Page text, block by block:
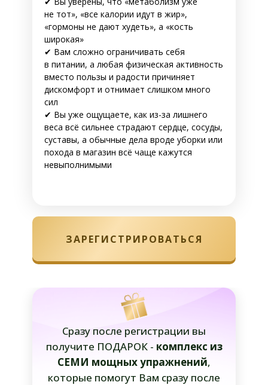
не тот», «все калории идут в жир»,
«гормоны не дают худеть», а «кость
широкая»
✔ Вам сложно ограничивать себя
в питании, а любая физическая активность
вместо пользы и радости причиняет
дискомфорт и отнимает слишком много
сил
✔ Вы уже ощущаете, как из-за лишнего
веса всё сильнее страдают сердце, сосуды,
суставы, а обычные дела вроде уборки или
похода в магазин всё чаще кажутся
невыполнимыми
ЗАРЕГИСТРИРОВАТЬСЯ
Сразу после регистрации вы
получите ПОДАРОК - комплекс из
СЕМИ мощных упражнений,
которые помогут Вам сразу после